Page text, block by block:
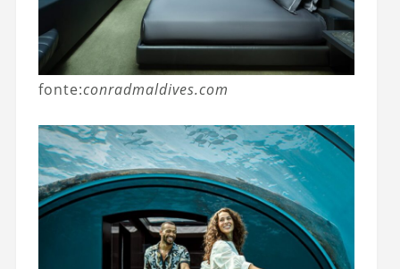
fonte:conradmaldives.com